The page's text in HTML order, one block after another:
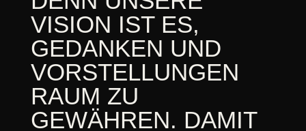
VISION IST ES,
GEDANKEN UND
VORSTELLUNGEN
RAUM ZU
GEWÄHREN. DAMIT